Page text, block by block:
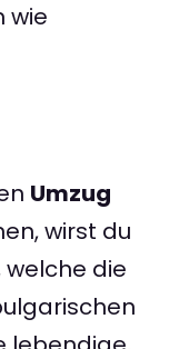
wie
Umzug
wirst du
die